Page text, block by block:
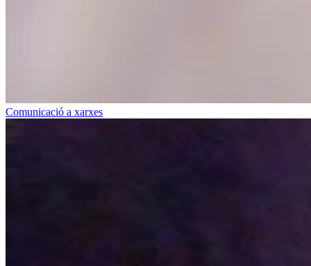
Comunicació a xarxes